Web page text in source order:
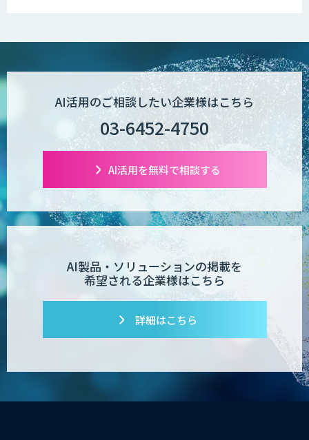
AI Worker
【営業特化】AIエージェント構築サービ
ス
TIGEREYE AGENT
AI活用のご相談したい企業様はこちら
03-6452-4750
AI活用を無料で相談する
AI製品・ソリューションの掲載を
希望される企業様はこちら
詳細はこちら